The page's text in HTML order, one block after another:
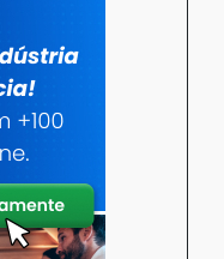
do Rio de
“clean”